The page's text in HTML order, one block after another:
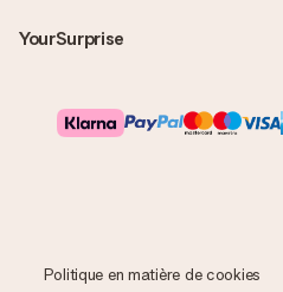
YourSurprise
Politique en matière de cookies